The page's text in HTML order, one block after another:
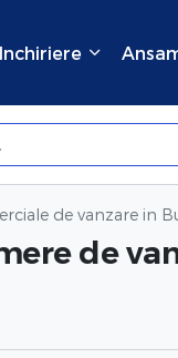
Inchiriere
×Inchide
de vanzare in
de